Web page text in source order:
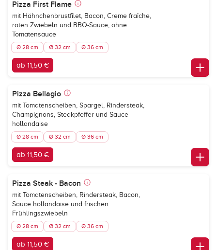
Pizza First Flame
mit Hähnchenbrustfilet, Bacon, Creme fraîche,
roten Zwiebeln und BBQ-Sauce, ohne
Tomatensauce
Ø 28 cm Ø 32 cm Ø 36 cm
ab 11,50 €
Pizza Bellagio
mit Tomatenscheiben, Spargel, Rindersteak,
Champignons, Steakpfeffer und Sauce
hollandaise
Ø 28 cm Ø 32 cm Ø 36 cm
ab 11,50 €
Pizza Steak - Bacon
mit Tomatenscheiben, Rindersteak, Bacon,
Sauce hollandaise und frischen
Frühlingszwiebeln
Ø 28 cm Ø 32 cm Ø 36 cm
ab 11,50 €